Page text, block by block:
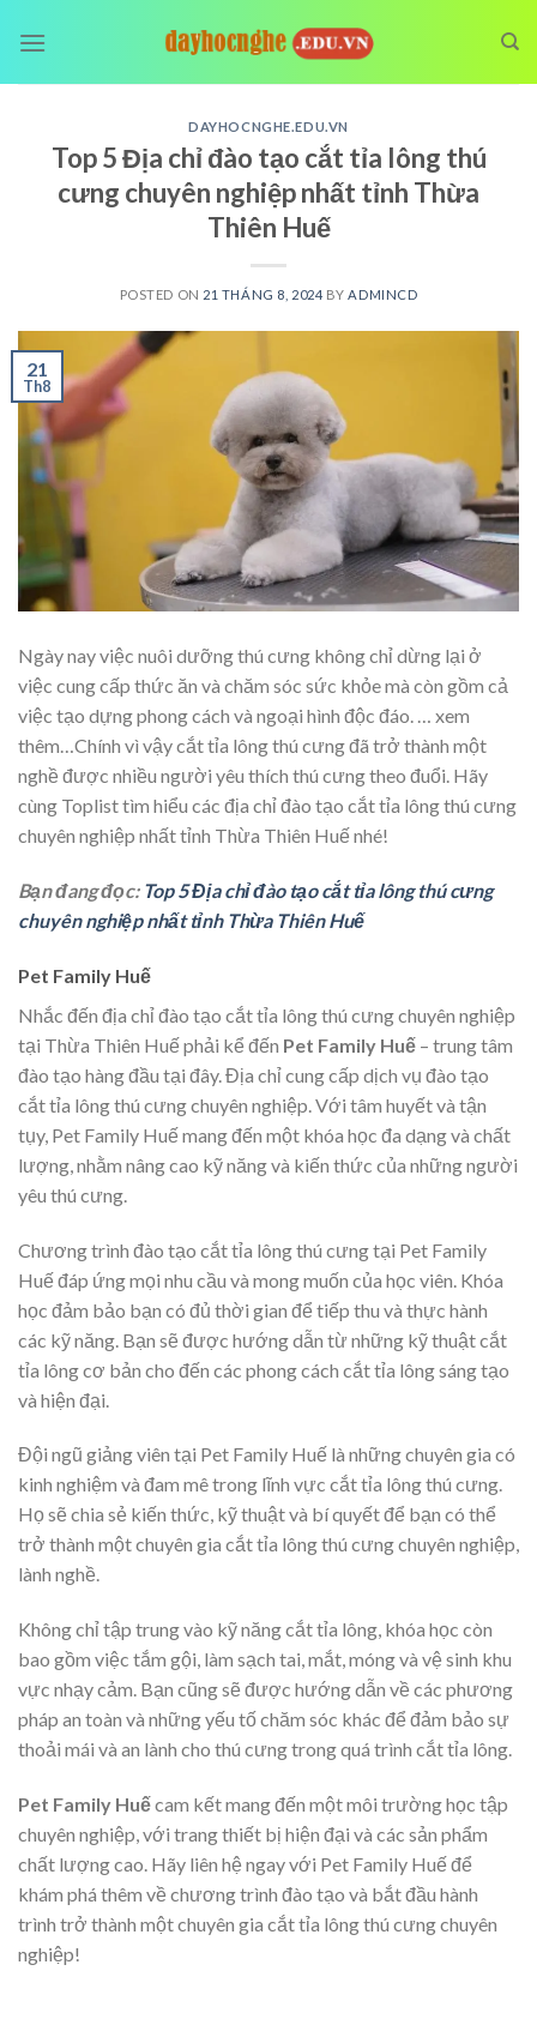
DAYHOCNGHE.EDU.VN
Top 5 Địa chỉ đào tạo cắt tỉa lông thú
cưng chuyên nghiệp nhất tỉnh Thừa
Thiên Huế
POSTED ON 21 THÁNG 8, 2024 BY ADMINCD
21
Th8
Ngày nay việc nuôi dưỡng thú cưng không chỉ dừng lại ở
việc cung cấp thức ăn và chăm sóc sức khỏe mà còn gồm cả
việc tạo dựng phong cách và ngoại hình độc đáo. … xem
thêm…Chính vì vậy cắt tỉa lông thú cưng đã trở thành một
nghề được nhiều người yêu thích thú cưng theo đuổi. Hãy
cùng Toplist tìm hiểu các địa chỉ đào tạo cắt tỉa lông thú cưng
chuyên nghiệp nhất tỉnh Thừa Thiên Huế nhé!
Bạn đang đọc: Top 5 Địa chỉ đào tạo cắt tỉa lông thú cưng
chuyên nghiệp nhất tỉnh Thừa Thiên Huế
Pet Family Huế
Nhắc đến địa chỉ đào tạo cắt tỉa lông thú cưng chuyên nghiệp
tại Thừa Thiên Huế phải kể đến Pet Family Huế – trung tâm
đào tạo hàng đầu tại đây. Địa chỉ cung cấp dịch vụ đào tạo
cắt tỉa lông thú cưng chuyên nghiệp. Với tâm huyết và tận
tụy, Pet Family Huế mang đến một khóa học đa dạng và chất
lượng, nhằm nâng cao kỹ năng và kiến thức của những người
yêu thú cưng.
Chương trình đào tạo cắt tỉa lông thú cưng tại Pet Family
Huế đáp ứng mọi nhu cầu và mong muốn của học viên. Khóa
học đảm bảo bạn có đủ thời gian để tiếp thu và thực hành
các kỹ năng. Bạn sẽ được hướng dẫn từ những kỹ thuật cắt
tỉa lông cơ bản cho đến các phong cách cắt tỉa lông sáng tạo
và hiện đại.
Đội ngũ giảng viên tại Pet Family Huế là những chuyên gia có
kinh nghiệm và đam mê trong lĩnh vực cắt tỉa lông thú cưng.
Họ sẽ chia sẻ kiến thức, kỹ thuật và bí quyết để bạn có thể
trở thành một chuyên gia cắt tỉa lông thú cưng chuyên nghiệp,
lành nghề.
Không chỉ tập trung vào kỹ năng cắt tỉa lông, khóa học còn
bao gồm việc tắm gội, làm sạch tai, mắt, móng và vệ sinh khu
vực nhạy cảm. Bạn cũng sẽ được hướng dẫn về các phương
pháp an toàn và những yếu tố chăm sóc khác để đảm bảo sự
thoải mái và an lành cho thú cưng trong quá trình cắt tỉa lông.
Pet Family Huếcam kết mang đến một môi trường học tập
chuyên nghiệp, với trang thiết bị hiện đại và các sản phẩm
chất lượng cao. Hãy liên hệ ngay với Pet Family Huế để
khám phá thêm về chương trình đào tạo và bắt đầu hành
trình trở thành một chuyên gia cắt tỉa lông thú cưng chuyên
nghiệp!